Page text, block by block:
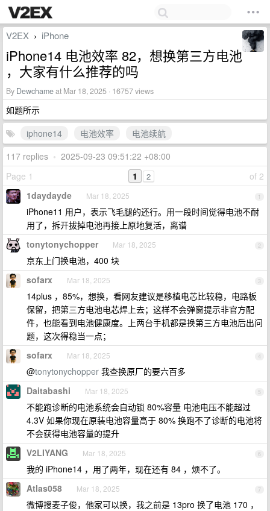
V2EX › iPhone
iPhone14 电池效率 82，想换第三方电池
，大家有什么推荐的吗
By Dewchameat Mar 18, 2025 · 16757 views
如题所示
iphone14
电池效率
电池续航
117 replies • 2025-09-23 09:51:22 +08:00
Page 1
of 2
1 2
1
1daydayde Mar 18, 2025
iPhone11 用户，表示飞毛腿的还行。用一段时间觉得电池不耐
用了，拆开拔掉电池再接上原地复活，离谱
2
tonytonychopper Mar 18, 2025
京东上门换电池，400 块
3
sofarx Mar 18, 2025
14plus ，85%，想换，看网友建议是移植电芯比较稳，电路板
保留，把第三方电池电芯焊上去；这样不会弹窗提示非官方配
件，也能看到电池健康度。上两台手机都是换第三方电池后出问
题，这次得稳当一点；
4
sofarx Mar 18, 2025
@tonytonychopper 我查换原厂的要六百多
5
Daitabashi Mar 18, 2025
不能跑诊断的电池系统会自动锁 80%容量 电池电压不能超过
4.3V 如果你现在原装电池容量高于 80% 换跑不了诊断的电池将
不会获得电池容量的提升
6
V2LIYANG Mar 18, 2025
我的 iPhone14 ，用了两年，现在还有 84 ，烦不了。
7
Atlas058 Mar 18, 2025
微博搜麦子俊，他家可以换，我之前是 13pro 换了电池 170 ，